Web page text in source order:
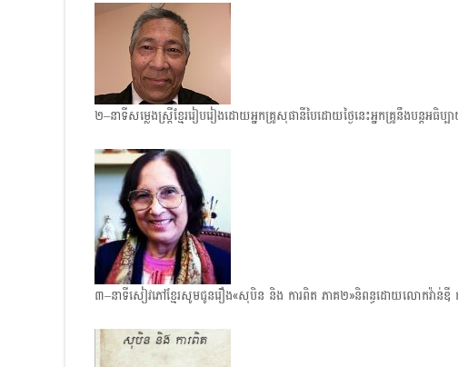
២–នាទីសម្លេងស្ត្រីខ្មែររៀបរៀងដោយអ្នកគ្រូសុផានីបៃដោយថ្ងៃនេះអ្នកគ្រូនឹងបន្តអ
៣–នាទីសៀវភៅខ្មែរសូមជូនរឿង«សុបិន និង ការពិត ភាគ២»និពន្ធដោយលោកវ៉ា